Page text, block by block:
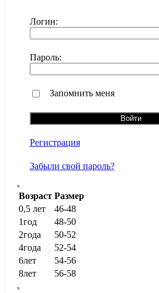
Логин:
Пароль:
Запомнить меня
Регистрация
Забыли свой пароль?
ₓ
Возраст Размер
0,5 лет
46-48
1год
48-50
2года
50-52
4года
52-54
6лет
54-56
8лет
56-58
ₓ